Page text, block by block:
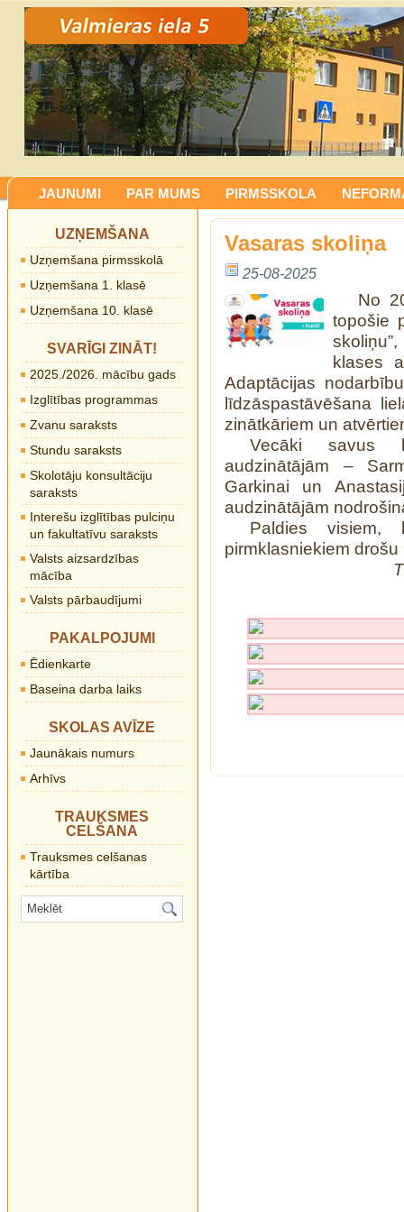
JAUNUMI PAR MUMS PIRMSSKOLA
UZŅEMŠANA
Uzņemšana pirmsskolā
Uzņemšana 1. klasē
Uzņemšana 10. klasē
SVARĪGI ZINĀT!
2025./2026. mācību gads
Izglītības programmas
Zvanu saraksts
Stundu saraksts
Skolotāju konsultāciju
saraksts
Interešu izglītības pulciņu
un fakultatīvu saraksts
Valsts aizsardzības
mācība
Valsts pārbaudījumi
PAKALPOJUMI
Ēdienkarte
Baseina darba laiks
SKOLAS AVĪZE
Jaunākais numurs
Arhīvs
TRAUKSMES
CELŠANA
Trauksmes celšanas
kārtība
Vasaras skoliņa
25-08-2025
No
topošie
klases
Adaptācijas
līdzāspastāvēšana
zinātkāriem un
Vecāki savus
audzinātājām –
Garkinai un
audzinātājām
Paldies visiem,
pirmklasniekiem